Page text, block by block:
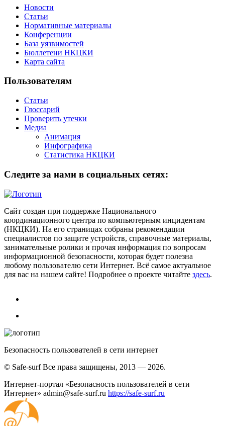
Новости
Статьи
Нормативные материалы
Конференции
База уязвимостей
Бюллетени НКЦКИ
Карта сайта
Пользователям
Статьи
Глоссарий
Проверить утечки
Медиа
Анимация
Инфографика
Статистика НКЦКИ
Следите за нами в социальных сетях:
Сайт создан при поддержке Национального
координационного центра по компьютерным инцидентам
(НКЦКИ). На его страницах собраны рекомендации
специалистов по защите устройств, справочные материалы,
занимательные ролики и прочая информация по вопросам
информационной безопасности, которая будет полезна
любому пользователю сети Интернет. Всё самое актуальное
для вас на нашем сайте! Подробнее о проекте читайте здесь.
Безопасность пользователей в сети интернет
© Safe-surf Все права защищены, 2013 — 2026.
Интернет-портал «Безопасность пользователей в сети
Интернет» admin@safe-surf.ru https://safe-surf.ru